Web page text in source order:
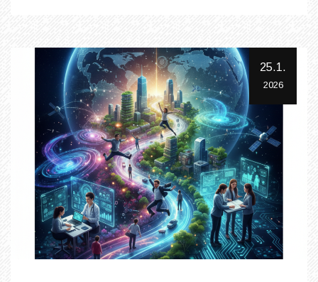
25.1.
2026